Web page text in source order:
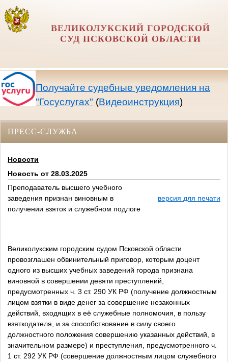
ВЕЛИКОЛУКСКИЙ ГОРОДСКОЙ
СУД ПСКОВСКОЙ ОБЛАСТИ
Получайте судебные уведомления на
"Госуслугах" (Видеоинструкция)
ПРЕСС-СЛУЖБА
Новости
Новость от 28.03.2025
Преподаватель высшего учебного
заведения признан виновным в
получении взяток и служебном подлоге
версия для печати
Великолукским городским судом Псковской области
провозглашен обвинительный приговор, которым доцент
одного из высших учебных заведений города признана
виновной в совершении девяти преступлений,
предусмотренных ч. 3 ст. 290 УК РФ (получение должностным
лицом взятки в виде денег за совершение незаконных
действий, входящих в её служебные полномочия, в пользу
взяткодателя, и за способствование в силу своего
должностного положения совершению указанных действий, в
значительном размере) и преступления, предусмотренного ч.
1 ст. 292 УК РФ (совершение должностным лицом служебного